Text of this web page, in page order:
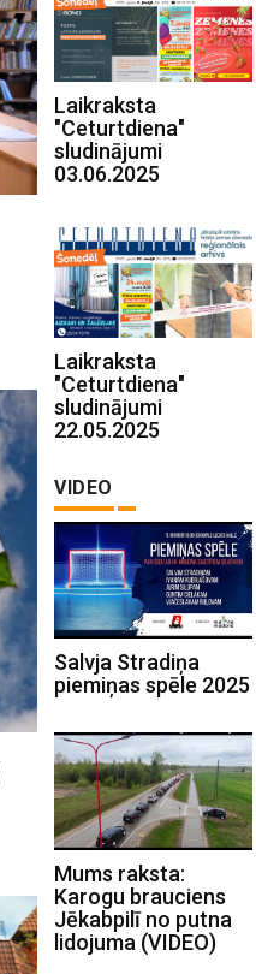
Laikraksta
"Ceturtdiena"
sludinājumi
03.06.2025
Laikraksta
"Ceturtdiena"
sludinājumi
22.05.2025
VIDEO
Salvja Stradiņa
piemiņas spēle 2025
Mums raksta:
Karogu brauciens
Jēkabpilī no putna
lidojuma (VIDEO)